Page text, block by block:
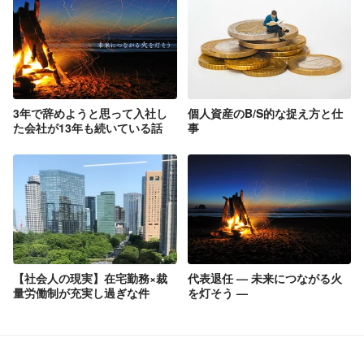
3年で辞めようと思って入社し
た会社が13年も続いている話
個人資産のB/S的な捉え方と仕
事
【社会人の現実】在宅勤務×裁
量労働制が充実し過ぎな件
代表退任 — 未来につながる火
を灯そう —